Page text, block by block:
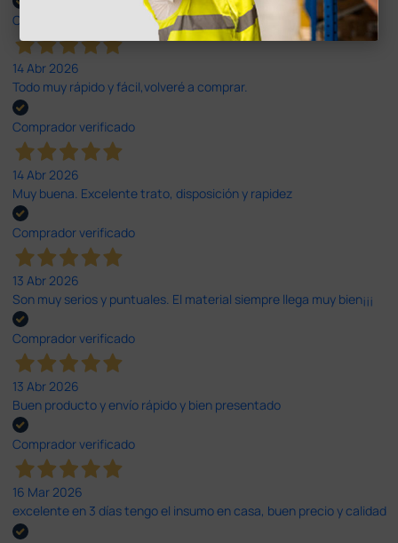
Comprador verificado
14 Abr 2026
Todo muy rápido y fácil,volveré a comprar.
Comprador verificado
14 Abr 2026
Muy buena. Excelente trato, disposición y rapidez
Comprador verificado
13 Abr 2026
Son muy serios y puntuales. El material siempre llega muy bien¡¡¡
Comprador verificado
13 Abr 2026
Buen producto y envío rápido y bien presentado
Comprador verificado
16 Mar 2026
excelente en 3 días tengo el insumo en casa, buen precio y calidad